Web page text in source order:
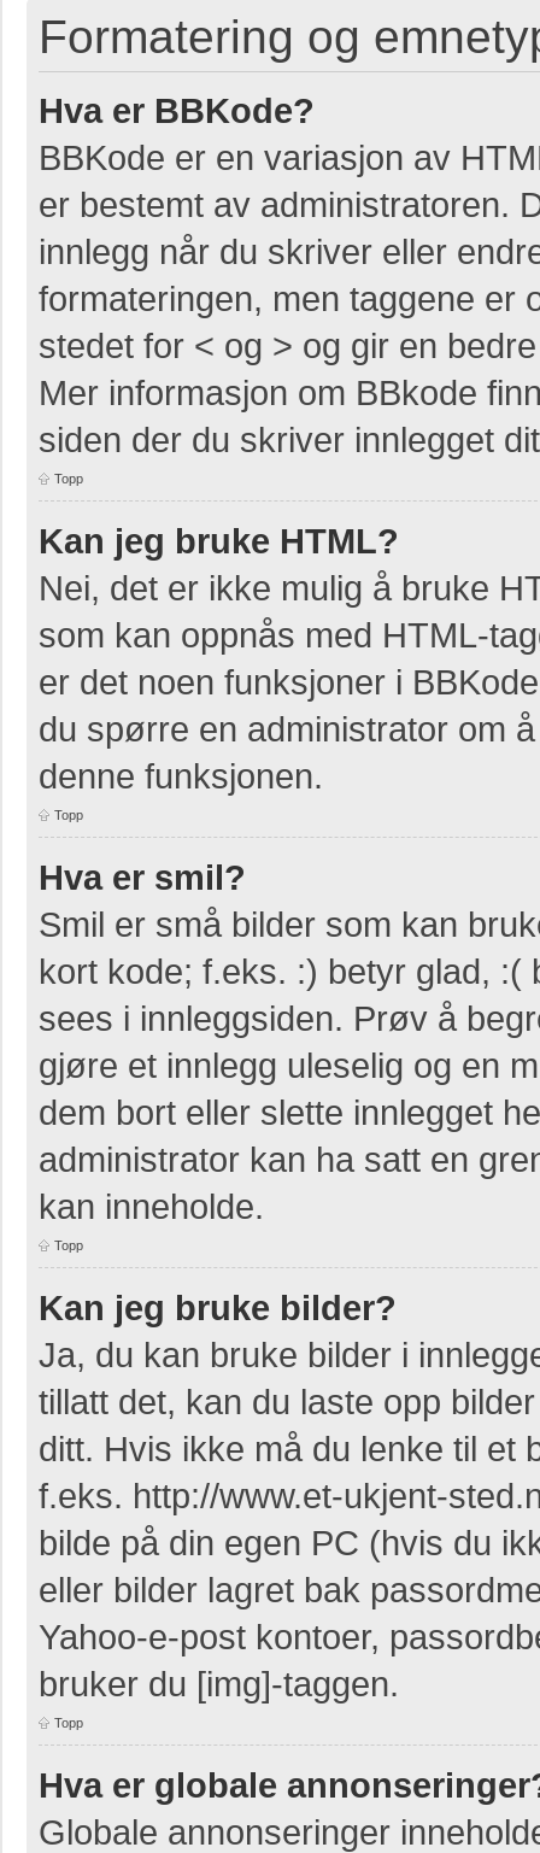
Formatering og
Hva er BBKode?
BBKode er en variasjon av
er bestemt av administratoren.
innlegg når du skriver eller
formateringen, men taggene er
stedet for < og > og gir en
Mer informasjon om BBkode
siden der du skriver innlegget
Topp
Kan jeg bruke HTML?
Nei, det er ikke mulig å bruke
som kan oppnås med HTML-
er det noen funksjoner i
du spørre en administrator om
denne funksjonen.
Topp
Hva er smil?
Smil er små bilder som kan
kort kode; f.eks. :) betyr glad,
sees i innleggsiden. Prøv å
gjøre et innlegg uleselig og en
dem bort eller slette innlegget
administrator kan ha satt en
kan inneholde.
Topp
Kan jeg bruke bilder?
Ja, du kan bruke bilder i
tillatt det, kan du laste opp
ditt. Hvis ikke må du lenke til et
f.eks. http://www.et-ukjent-
bilde på din egen PC (hvis du
eller bilder lagret bak
Yahoo-e-post kontoer,
bruker du [img]-taggen.
Topp
Hva er globale
Globale annonseringer